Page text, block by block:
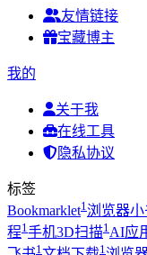
友情链接
宝藏博主
我的
关于我
在线工具
隐私协议
标签
Bookmarklet1 浏览器
程1 手机3D扫描1 AI应
1 1